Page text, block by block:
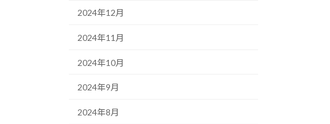
2024年12月
2024年11月
2024年10月
2024年9月
2024年8月